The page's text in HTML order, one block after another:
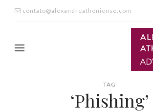
contato@alexandreatheniense.com
TAG
‘Phishing’